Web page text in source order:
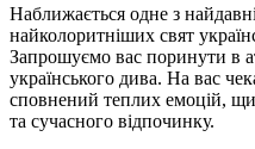
Наближається одне з
найколоритніших свят
Запрошуємо вас поринути в
українського дива. На вас
сповнений теплих емоцій,
та сучасного відпочинку.